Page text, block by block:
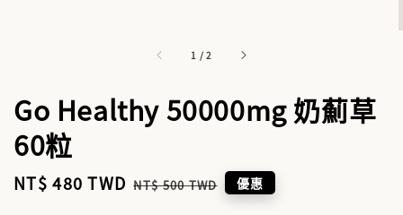
1 /2
Go Healthy 50000mg 奶薊草
60粒
Sale
NT$ 480 TWD Regular
NT$ 500 TWD 優惠